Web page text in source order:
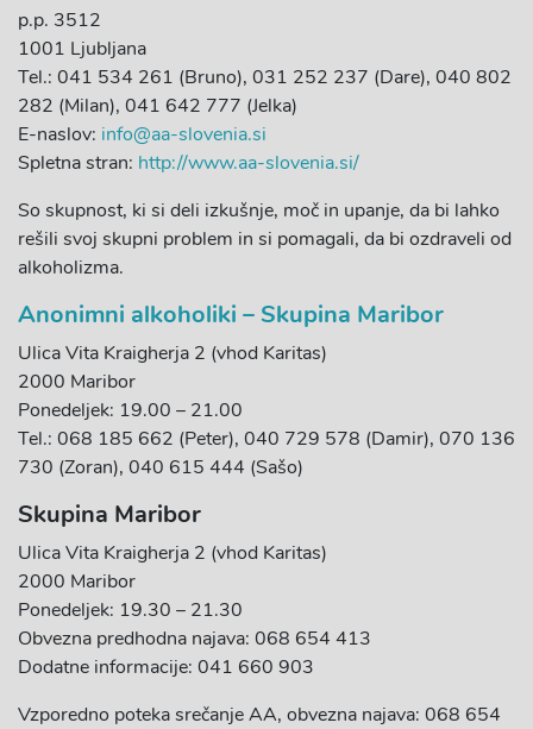
p.p. 3512
1001 Ljubljana
Tel.: 041 534 261 (Bruno), 031 252 237 (Dare), 040 802
282 (Milan), 041 642 777 (Jelka)
E-naslov: info@aa-slovenia.si
Spletna stran: http://www.aa-slovenia.si/
So skupnost, ki si deli izkušnje, moč in upanje, da bi lahko
rešili svoj skupni problem in si pomagali, da bi ozdraveli od
alkoholizma.
Anonimni alkoholiki – Skupina Maribor
Ulica Vita Kraigherja 2 (vhod Karitas)
2000 Maribor
Ponedeljek: 19.00 – 21.00
Tel.: 068 185 662 (Peter), 040 729 578 (Damir), 070 136
730 (Zoran), 040 615 444 (Sašo)
Skupina Maribor
Ulica Vita Kraigherja 2 (vhod Karitas)
2000 Maribor
Ponedeljek: 19.30 – 21.30
Obvezna predhodna najava: 068 654 413
Dodatne informacije: 041 660 903
Vzporedno poteka srečanje AA, obvezna najava: 068 654